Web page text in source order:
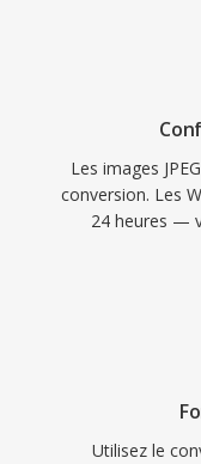
Les images
conversion. Les
24 heures —
Utilisez le